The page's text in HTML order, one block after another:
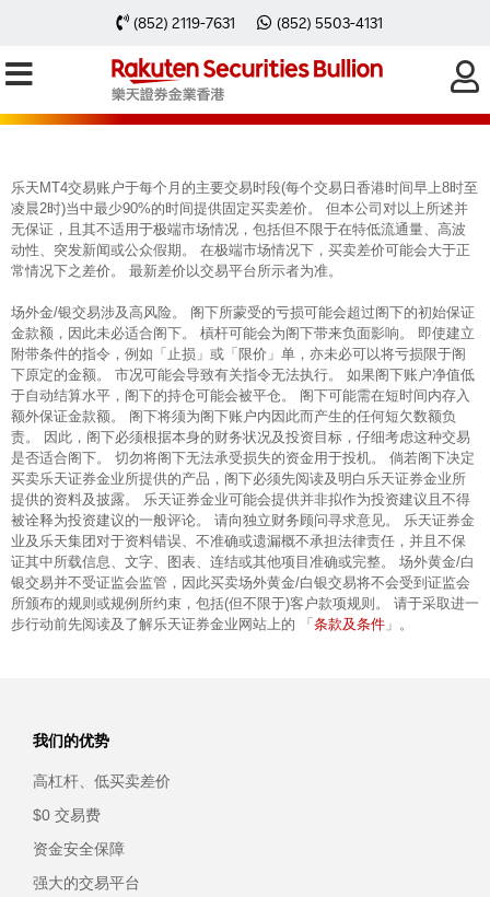
(852) 2119-7631 (852) 5503-4131
每周黃金分析 20250811
乐天MT4交易账户于每个月的主要交易时段(每个交易日香港时间早上8时至
凌晨2时)当中最少90%的时间提供固定买卖差价。 但本公司对以上所述并
无保证，且其不适用于极端市场情况，包括但不限于在特低流通量、高波
动性、突发新闻或公众假期。 在极端市场情况下，买卖差价可能会大于正
常情况下之差价。 最新差价以交易平台所示者为准。
场外金/银交易涉及高风险。 阁下所蒙受的亏损可能会超过阁下的初始保证
金款额，因此未必适合阁下。 槓杆可能会为阁下带来负面影响。 即使建立
附带条件的指令，例如「止损」或「限价」单，亦未必可以将亏损限于阁
下原定的金额。 市况可能会导致有关指令无法执行。 如果阁下账户净值低
于自动结算水平，阁下的持仓可能会被平仓。 阁下可能需在短时间内存入
额外保证金款额。 阁下将须为阁下账户内因此而产生的任何短欠数额负
责。 因此，阁下必须根据本身的财务状况及投资目标，仔细考虑这种交易
是否适合阁下。 切勿将阁下无法承受损失的资金用于投机。 倘若阁下决定
买卖乐天证券金业所提供的产品，阁下必须先阅读及明白乐天证券金业所
提供的资料及披露。 乐天证券金业可能会提供并非拟作为投资建议且不得
被诠释为投资建议的一般评论。 请向独立财务顾问寻求意见。 乐天证券金
业及乐天集团对于资料错误、不准确或遗漏概不承担法律责任，并且不保
证其中所载信息、文字、图表、连结或其他项目准确或完整。 场外黄金/白
银交易并不受证监会监管，因此买卖场外黄金/白银交易将不会受到证监会
所颁布的规则或规例所约束，包括(但不限于)客户款项规则。 请于采取进一
步行动前先阅读及了解乐天证券金业网站上的 「 条款及条件 」。
我们的优势
高杠杆、低买卖差价
$0 交易费
资金安全保障
强大的交易平台